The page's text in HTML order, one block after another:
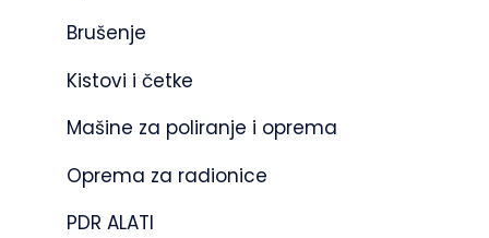
Brušenje
Kistovi i četke
Mašine za poliranje i oprema
Oprema za radionice
PDR ALATI